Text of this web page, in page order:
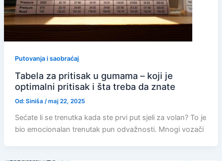
Putovanja i saobraćaj
Tabela za pritisak u gumama – koji je
optimalni pritisak i šta treba da znate
Od: Siniša /maj 22, 2025
Sećate li se trenutka kada ste prvi put sjeli za volan? To je
bio emocionalan trenutak pun odvažnosti. Mnogi vozači